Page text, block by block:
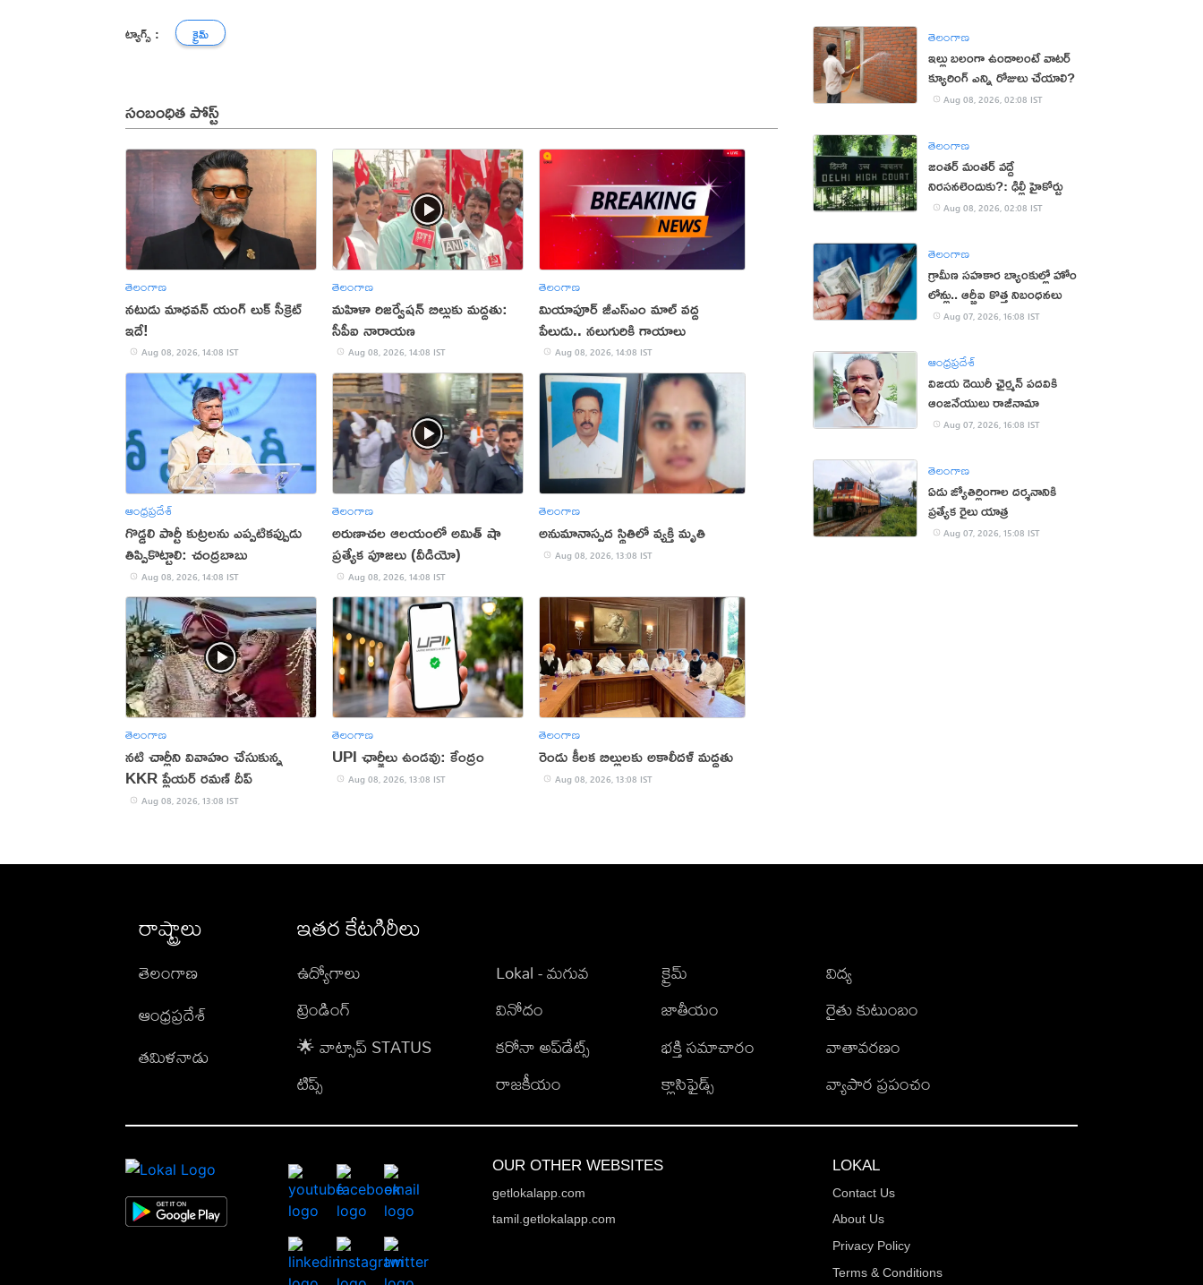
ట్యాగ్స్ : క్రైమ్
సంబంధిత పోస్ట్
తెలంగాణ
నటుడు మాధవన్ యంగ్ లుక్ సీక్రెట్
ఇదే!
Aug 08, 2026, 14:08 IST
తెలంగాణ
మహిళా రిజర్వేషన్ బిల్లుకు మద్దతు:
సీపీఐ నారాయణ
Aug 08, 2026, 14:08 IST
తెలంగాణ
మియాపూర్‌ జీఎస్‌ఎం మాల్‌ వద్ద
పేలుడు.. నలుగురికి గాయాలు
Aug 08, 2026, 14:08 IST
ఆంధ్రప్రదేశ్
గొడ్డలి పార్టీ కుట్రలను ఎప్పటికప్పుడు
తిప్పికొట్టాలి: చంద్రబాబు
Aug 08, 2026, 14:08 IST
తెలంగాణ
అరుణాచల ఆలయంలో అమిత్ షా
ప్రత్యేక పూజలు (వీడియో)
Aug 08, 2026, 14:08 IST
తెలంగాణ
అనుమానాస్పద స్థితిలో వ్యక్తి మృతి
Aug 08, 2026, 13:08 IST
తెలంగాణ
నటి చార్లీని వివాహం చేసుకున్న
KKR ప్లేయర్ రమణ్ దీప్
Aug 08, 2026, 13:08 IST
తెలంగాణ
UPI ఛార్జీలు ఉండవు: కేంద్రం
Aug 08, 2026, 13:08 IST
తెలంగాణ
రెండు కీలక బిల్లులకు అకాలీదళ్ మద్దతు
Aug 08, 2026, 13:08 IST
తెలంగాణ
ఇల్లు బలంగా ఉండాలంటే వాటర్
క్యూరింగ్ ఎన్ని రోజులు చేయాలి?
Aug 08, 2026, 02:08 IST
తెలంగాణ
జంతర్ మంతర్ వద్దే
నిరసనలెందుకు?: ఢిల్లీ హైకోర్టు
Aug 08, 2026, 02:08 IST
తెలంగాణ
గ్రామీణ సహకార బ్యాంకుల్లో హోం
లోన్లు.. ఆర్బీఐ కొత్త నిబంధనలు
Aug 07, 2026, 16:08 IST
ఆంధ్రప్రదేశ్
విజయ డెయిరీ ఛైర్మన్ పదవికి
ఆంజనేయులు రాజీనామా
Aug 07, 2026, 16:08 IST
తెలంగాణ
ఏడు జ్యోతిర్లింగాల దర్శనానికి
ప్రత్యేక రైలు యాత్ర
Aug 07, 2026, 15:08 IST
రాష్ట్రాలు
తెలంగాణ
ఆంధ్రప్రదేశ్
తమిళనాడు
ఇతర కేటగిరీలు
ఉద్యోగాలు
ట్రెండింగ్
🌟 వాట్సాప్ STATUS
టిప్స్
Lokal - మగువ
వినోదం
కరోనా అప్‌డేట్స్
రాజకీయం
క్రైమ్
జాతీయం
భక్తి సమాచారం
క్లాసిఫైడ్స్
విద్య
రైతు కుటుంబం
వాతావరణం
వ్యాపార ప్రపంచం
OUR OTHER WEBSITES
getlokalapp.com
tamil.getlokalapp.com
LOKAL
Contact Us
About Us
Privacy Policy
Terms & Conditions